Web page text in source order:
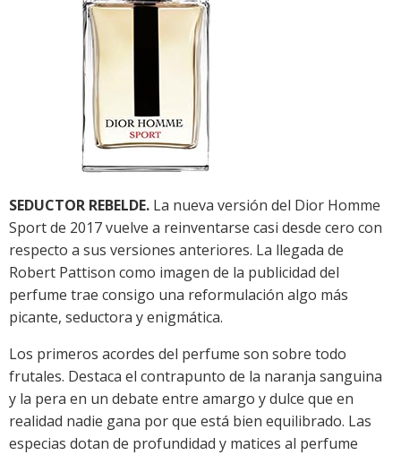
SEDUCTOR REBELDE. La nueva versión del Dior Homme
Sport de 2017 vuelve a reinventarse casi desde cero con
respecto a sus versiones anteriores. La llegada de
Robert Pattison como imagen de la publicidad del
perfume trae consigo una reformulación algo más
picante, seductora y enigmática.
Los primeros acordes del perfume son sobre todo
frutales. Destaca el contrapunto de la naranja sanguina
y la pera en un debate entre amargo y dulce que en
realidad nadie gana por que está bien equilibrado. Las
especias dotan de profundidad y matices al perfume